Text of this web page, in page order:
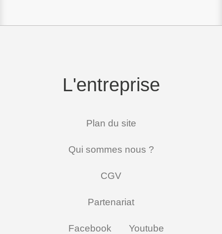
L'entreprise
Plan du site
Qui sommes nous ?
CGV
Partenariat
Facebook Youtube